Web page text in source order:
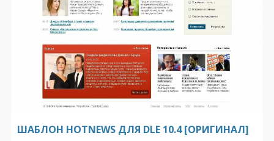
ШАБЛОН HOTNEWS ДЛЯ DLE 10.4 [ОРИГИНАЛ]